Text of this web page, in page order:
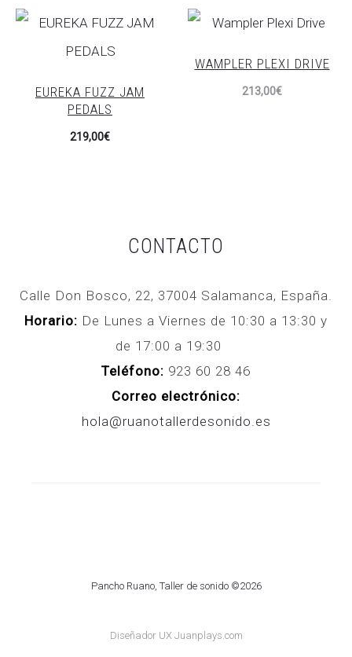
EUREKA FUZZ JAM
PEDALS
219,00€
WAMPLER PLEXI DRIVE
213,00€
CONTACTO
Calle Don Bosco, 22, 37004 Salamanca, España.
Horario: De Lunes a Viernes de 10:30 a 13:30 y
de 17:00 a 19:30
Teléfono: 923 60 28 46
Correo electrónico:
hola@ruanotallerdesonido.es
Pancho Ruano, Taller de sonido ©2026
Diseñador UX Juanplays.com